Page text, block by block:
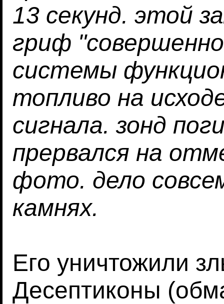
13 секунд. этой
гриф
системы
топливо на
сигнала. зонд
прервался на
фото. дело
камнях.
Его уничтожили
Десептиконы